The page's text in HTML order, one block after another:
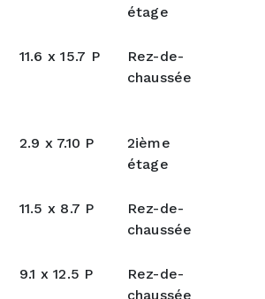
étage
11.6 x 15.7 P
Rez-de-
chaussée
2.9 x 7.10 P
2ième
étage
11.5 x 8.7 P
Rez-de-
chaussée
9.1 x 12.5 P
Rez-de-
chaussée